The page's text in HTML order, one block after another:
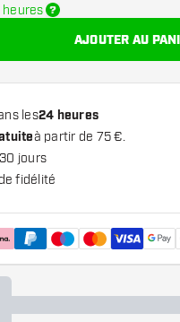
heures
la quantité
AJOUTER AU
les24 heures
à partir de 75 €.
jours
fidélité